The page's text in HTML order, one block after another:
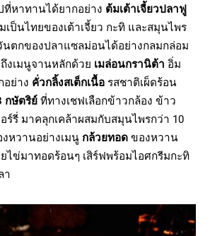
ที่หาทานได้ยากอย่าง ต้มเต้าเจี้ยวปลาฟู
ป็นไทยของเต้าเจี้ยว กะทิ และสมุนไพร
นตกของปลาแซลม่อนได้อย่างกลมกล่อม
งเมนูจานหลักด้วย เมล่อนกรานิต้า อิ่ม
อย่าง คั่วกลิ้งสเต็กเนื้อ รสชาติเผ็ดร้อน
กษัตริย์ ที่ทางเชฟเลือกข้าวกล้อง ข้าว
ร์รี่ มาคลุกเคล้าผสมกับสมุนไพรกว่า 10
หวานอย่างเมนู กล้วยทอด ของหวาน
ไข่มาทอดร้อนๆ เสิร์ฟพร้อมไอศกรีมกะทิ
า